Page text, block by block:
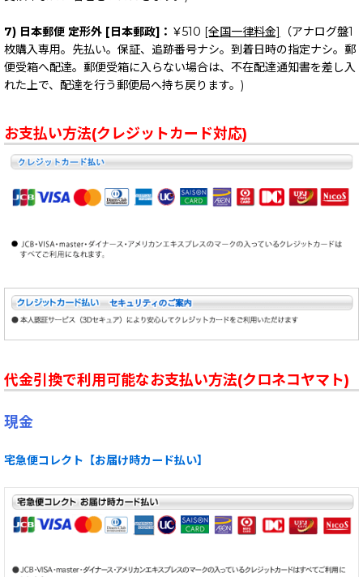
7) 日本郵便 定形外 [日本郵政]： ￥510 [全国一律料金]
（アナログ盤1
枚購入専用。先払い。保証、追跡番号ナシ。到着日時の指定ナシ。郵
便受箱へ配達。郵便受箱に入らない場合は、不在配達通知書を差し入
れた上で、配達を行う郵便局へ持ち戻ります。)
お支払い方法(クレジットカード対応)
代金引換で利用可能なお支払い方法(クロネコヤマト)
現金
宅急便コレクト【お届け時カード払い】